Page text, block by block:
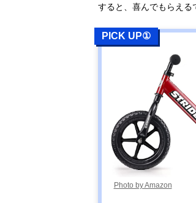
すると、喜んでもらえる
PICK UP①
Photo by Amazon